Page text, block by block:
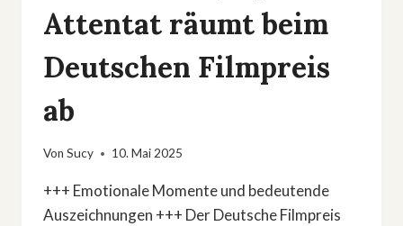
Attentat räumt beim
Deutschen Filmpreis
ab
Von Sucy 10. Mai 2025
+++ Emotionale Momente und bedeutende
Auszeichnungen +++ Der Deutsche Filmpreis